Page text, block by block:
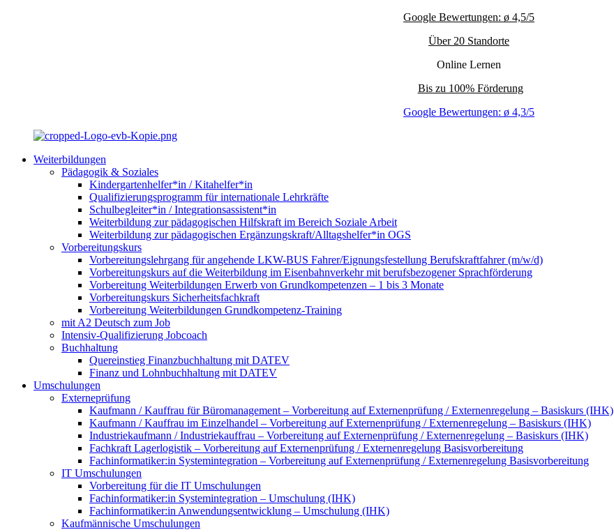
Google Bewertungen: ø 4,5/5
Über 20 Standorte
Online Lernen
Bis zu 100% Förderung
Google Bewertungen: ø 4,3/5
Weiterbildungen
Pädagogik & Soziales
Kindergartenhelfer*in / Kitahelfer*in
Qualifizierungsprogramm für internationale Lehrkräfte
Schulbegleiter*in / Integrationsassistent*in
Weiterbildung zur pädagogischen Hilfskraft im Bereich Soziale Arbeit
Weiterbildung zur pädagogischen Ergänzungskraft/Alltagshelfer*in OGS
Vorbereitungskurs
Vorbereitungslehrgang für angehende LKW-BUS Fahrer/Eignungsfestellung Berufskraftfahrer (m/w/d)
Vorbereitungskurs auf die Weiterbildung im Eisenbahnverkehr mit berufsbezogener Sprachförderung
Vorbereitung Weiterbildungen Erwerb von Grundkompetenzen – 1 bis 3 Monate
Vorbereitungskurs Sicherheitsfachkraft
Vorbereitung Weiterbildungen Grundkompetenz-Training
mit A2 Deutsch zum Job
Intensiv-Qualifizierung Jobcoach
Buchhaltung
Quereinstieg Finanzbuchhaltung mit DATEV
Finanz und Lohnbuchhaltung mit DATEV
Umschulungen
Externeprüfung
Kaufmann / Kauffrau für Büromanagement – Vorbereitung auf Externenprüfung / Externenregelung – Basiskurs (IHK)
Kaufmann / Kauffrau im Einzelhandel – Vorbereitung auf Externenprüfung / Externenregelung – Basiskurs (IHK)
Industriekaufmann / Industriekauffrau – Vorbereitung auf Externenprüfung / Externenregelung – Basiskurs (IHK)
Fachkraft Lagerlogistik – Vorbereitung auf Externenprüfung / Externenregelung Basisvorbereitung
Fachinformatiker:in Systemintegration – Vorbereitung auf Externenprüfung / Externenregelung Basisvorbereitung
IT Umschulungen
Vorbereitung für die IT Umschulungen
Fachinformatiker:in Systemintegration – Umschulung (IHK)
Fachinformatiker:in Anwendungsentwicklung – Umschulung (IHK)
Kaufmännische Umschulungen